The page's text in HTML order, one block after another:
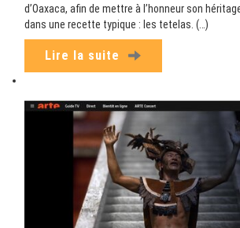
d’Oaxaca, afin de mettre à l’honneur son
dans une recette typique : les tetelas. (…)
Lire la suite